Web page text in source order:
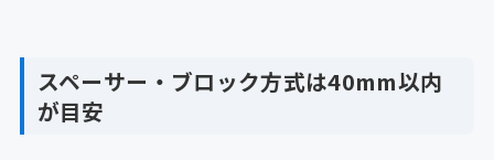
スペーサー・ブロック方式は40mm以内
が目安